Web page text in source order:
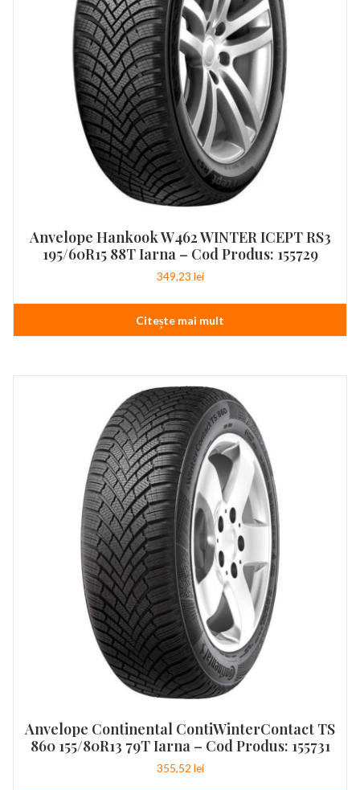
Anvelope Hankook W462 WINTER ICEPT RS3
195/60R15 88T Iarna – Cod Produs: 155729
349,23 lei
Citește mai mult
Anvelope Continental ContiWinterContact TS
860 155/80R13 79T Iarna – Cod Produs: 155731
355,52 lei